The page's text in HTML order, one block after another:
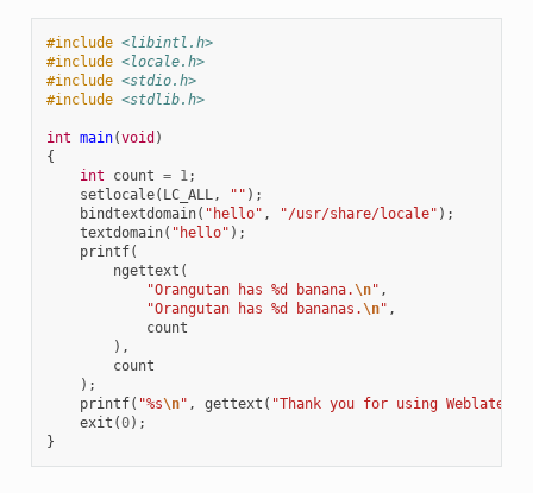
#include <libintl.h>
#include <locale.h>
#include <stdio.h>
#include <stdlib.h>
int main(void )
{
int
count = 1;
setlocale( LC_ALL, "" );
bindtextdomain( "hello" , "/usr/share/locale" );
textdomain( "hello" );
printf(
ngettext (
"Orangutan has %d banana.\n" ,
"Orangutan has %d bananas.\n" ,
count
),
count
);
printf( "%s\n" , gettext ( "Thank you for using Weblate."
exit (0);
}